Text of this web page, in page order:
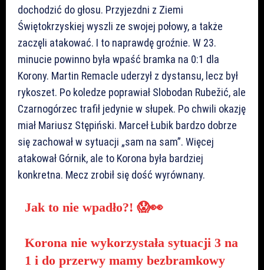
dochodzić do głosu. Przyjezdni z Ziemi
Świętokrzyskiej wyszli ze swojej połowy, a także
zaczęli atakować. I to naprawdę groźnie. W 23.
minucie powinno była wpaść bramka na 0:1 dla
Korony. Martin Remacle uderzył z dystansu, lecz był
rykoszet. Po koledze poprawiał Slobodan Rubežić, ale
Czarnogórzec trafił jedynie w słupek. Po chwili okazję
miał Mariusz Stępiński. Marceł Łubik bardzo dobrze
się zachował w sytuacji „sam na sam”. Więcej
atakował Górnik, ale to Korona była bardziej
konkretna. Mecz zrobił się dość wyrównany.
Jak to nie wpadło?! 😱👀
Korona nie wykorzystała sytuacji 3 na
1 i do przerwy mamy bezbramkowy